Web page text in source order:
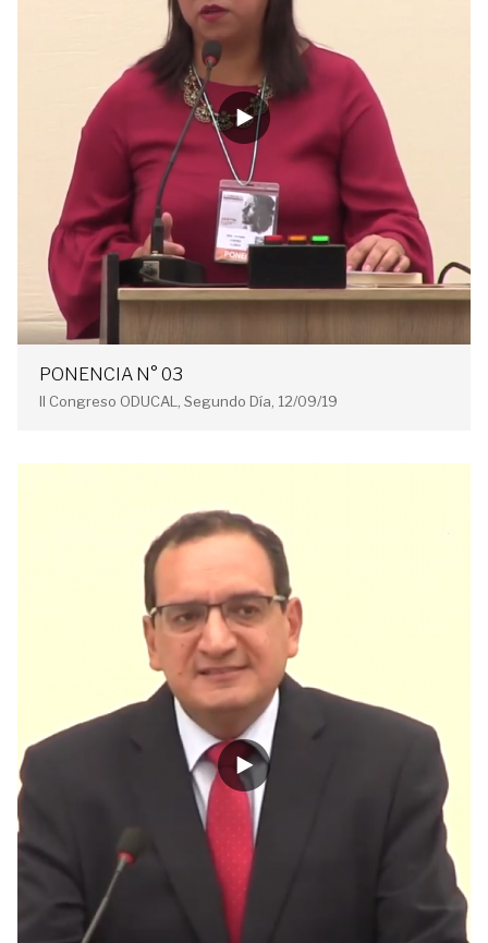
PONENCIA N° 03
II Congreso ODUCAL, Segundo Día, 12/09/19